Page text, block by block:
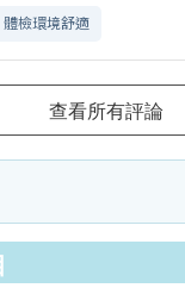
體檢環境舒適​
查看所有評論